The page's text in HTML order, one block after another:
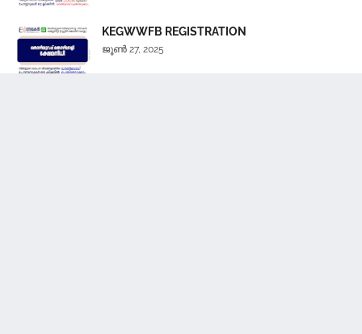
KEGWWFB REGISTRATION
ജൂൺ 27, 2025